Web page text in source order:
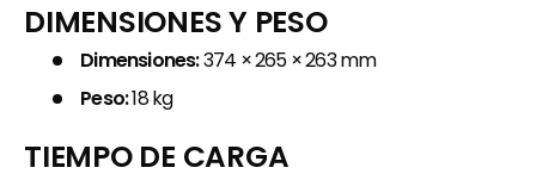
DIMENSIONES Y PESO
Dimensiones:374 × 265 × 263 mm
Peso:18 kg
TIEMPO DE CARGA